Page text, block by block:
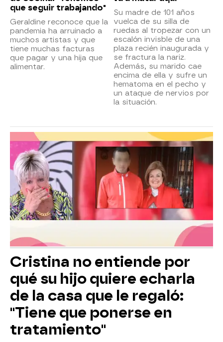
que seguir trabajando"
Geraldine reconoce que la
pandemia ha arruinado a
muchos artistas y que
tiene muchas facturas
que pagar y una hija que
alimentar.
Su madre de 101 años
vuelca de su silla de
ruedas al tropezar con un
escalón invisble de una
plaza recién inaugurada y
se fractura la nariz.
Además, su marido cae
encima de ella y sufre un
hematoma en el pecho y
un ataque de nervios por
la situación.
Cristina no entiende por
qué su hijo quiere echarla
de la casa que le regaló:
"Tiene que ponerse en
tratamiento"